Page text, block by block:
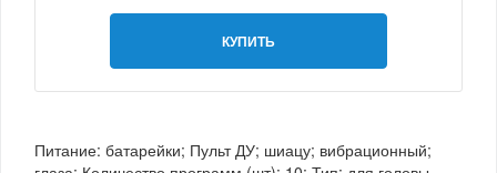
КУПИТЬ
Питание: батарейки; Пульт ДУ; шиацу; вибрационный;